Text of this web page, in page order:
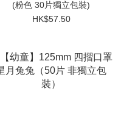
(粉色 30片獨立包裝)
HK$57.50